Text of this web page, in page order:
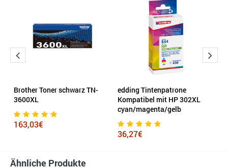
Brother Toner schwarz TN-
3600XL
163,03€
edding Tintenpatrone
Kompatibel mit HP 302XL
cyan/magenta/gelb
36,27€
Ähnliche Produkte